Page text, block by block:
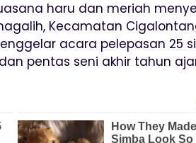
haru dan meriah
Kecamatan
acara pelepasan 25
pentas seni akhir tahun